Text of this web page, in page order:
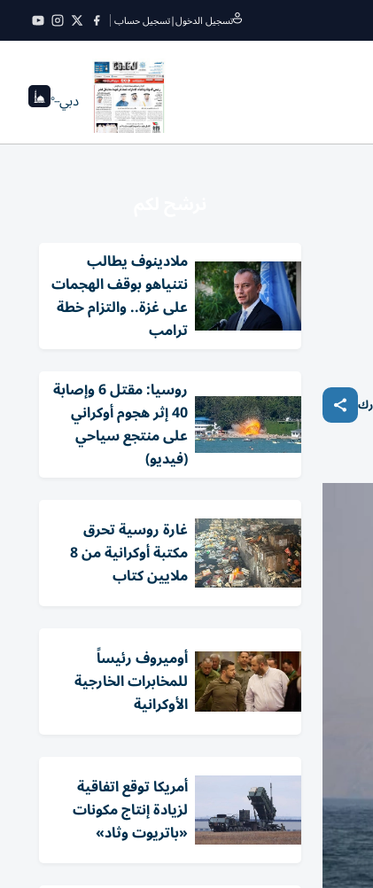
تسجيل الدخول|تسجيل حساب
دبي--°
ملادينوف يطالب
نتنياهو بوقف الهجمات
على غزة.. والتزام خطة
ترامب
روسيا: مقتل 6 وإصابة
40 إثر هجوم أوكراني
على منتجع سياحي
(فيديو)
غارة روسية تحرق
مكتبة أوكرانية من 8
ملايين كتاب
أوميروف رئيساً
للمخابرات الخارجية
الأوكرانية
أمريكا توقع اتفاقية
لزيادة إنتاج مكونات
«باتريوت وثاد»